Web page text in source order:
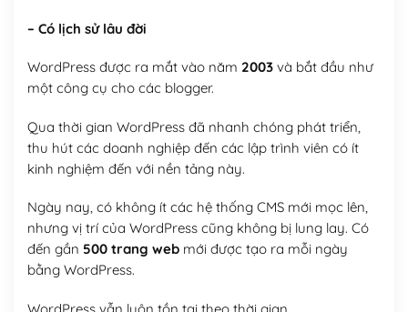
– Có lịch sử lâu đời
WordPress được ra mắt vào năm 2003và bắt đầu như
một công cụ cho các blogger.
Qua thời gian WordPress đã nhanh chóng phát triển,
thu hút các doanh nghiệp đến các lập trình viên có ít
kinh nghiệm đến với nền tảng này.
Ngày nay, có không ít các hệ thống CMS mới mọc lên,
nhưng vị trí của WordPress cũng không bị lung lay. Có
đến gần 500 trang webmới được tạo ra mỗi ngày
bằng WordPress.